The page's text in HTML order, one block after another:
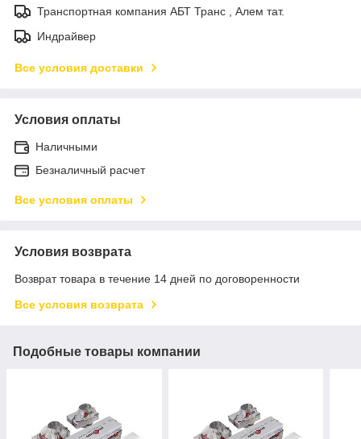
Транспортная компания АБТ Транс , Алем тат.
Индрайвер
Все условия доставки
Условия оплаты
Наличными
Безналичный расчет
Все условия оплаты
Условия возврата
Возврат товара в течение 14 дней по договоренности
Все условия возврата
Подобные товары компании